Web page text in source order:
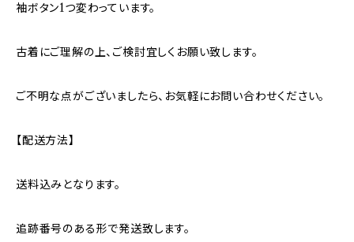
袖ボタン1つ変わっています。
古着にご理解の上、ご検討宜しくお願い致します。
ご不明な点がございましたら、お気軽にお問い合わせください。
【配送方法】
送料込みとなります。
追跡番号のある形で発送致します。